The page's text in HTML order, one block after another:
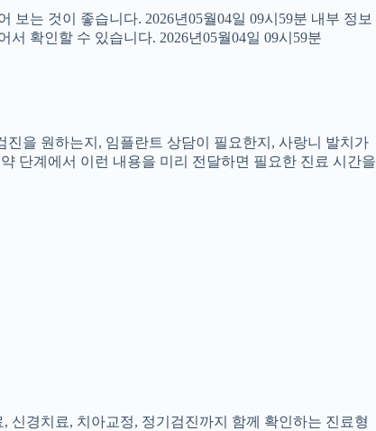
는 것이 좋습니다. 2026년05월04일 09시59분 내부 정보
확인할 수 있습니다. 2026년05월04일 09시59분
진을 원하는지, 임플란트 상담이 필요한지, 사랑니 발치가
단계에서 이런 내용을 미리 전달하면 필요한 진료 시간을
신경치료, 치아교정, 정기검진까지 함께 확인하는 진료형